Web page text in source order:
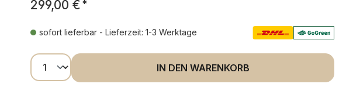
299,00 € *
sofort lieferbar - Lieferzeit: 1-3 Werktage
Produkt Anzahl: Gib den gewünschten Wert
IN DEN WARENKORB